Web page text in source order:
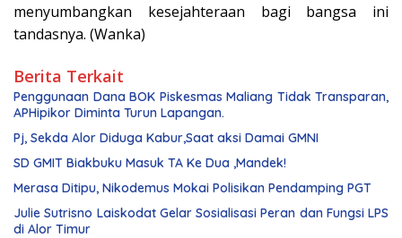
menyumbangkan kesejahteraan bagi bangsa ini
tandasnya. (Wanka)
Berita Terkait
Penggunaan Dana BOK Piskesmas Maliang Tidak Transparan,
APHipikor Diminta Turun Lapangan.
Pj, Sekda Alor Diduga Kabur,Saat aksi Damai GMNI
SD GMIT Biakbuku Masuk TA Ke Dua ,Mandek!
Merasa Ditipu, Nikodemus Mokai Polisikan Pendamping PGT
Julie Sutrisno Laiskodat Gelar Sosialisasi Peran dan Fungsi LPS
di Alor Timur